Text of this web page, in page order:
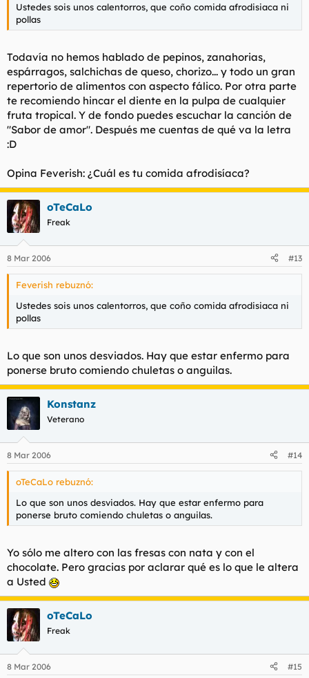
Ustedes sois unos calentorros, que coño comida afrodisiaca ni
pollas
Todavía no hemos hablado de pepinos, zanahorias,
espárragos, salchichas de queso, chorizo... y todo un gran
repertorio de alimentos con aspecto fálico. Por otra parte
te recomiendo hincar el diente en la pulpa de cualquier
fruta tropical. Y de fondo puedes escuchar la canción de
"Sabor de amor". Después me cuentas de qué va la letra
:D
Opina Feverish: ¿Cuál es tu comida afrodisíaca?
oTeCaLo
Freak
8 Mar 2006 #13
Feverish rebuznó:
Ustedes sois unos calentorros, que coño comida afrodisiaca ni
pollas
Lo que son unos desviados. Hay que estar enfermo para
ponerse bruto comiendo chuletas o anguilas.
Konstanz
Veterano
8 Mar 2006 #14
oTeCaLo rebuznó:
Lo que son unos desviados. Hay que estar enfermo para
ponerse bruto comiendo chuletas o anguilas.
Yo sólo me altero con las fresas con nata y con el
chocolate. Pero gracias por aclarar qué es lo que le altera
a Usted
oTeCaLo
Freak
8 Mar 2006 #15